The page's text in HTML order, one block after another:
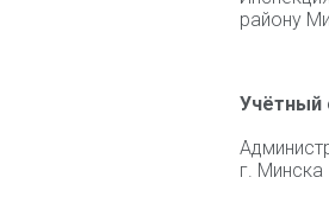
району
Учётный
г. Минска